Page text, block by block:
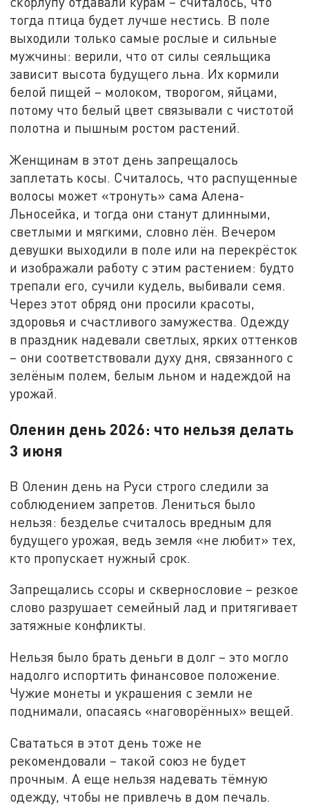
тогда птица будет лучше нестись. В поле
выходили только самые рослые и сильные
мужчины: верили, что от силы сеяльщика
зависит высота будущего льна. Их кормили
белой пищей – молоком, творогом, яйцами,
потому что белый цвет связывали с чистотой
полотна и пышным ростом растений.
Женщинам в этот день запрещалось
заплетать косы. Считалось, что распущенные
волосы может «тронуть» сама Алена-
Льносейка, и тогда они станут длинными,
светлыми и мягкими, словно лён. Вечером
девушки выходили в поле или на перекрёсток
и изображали работу с этим растением: будто
трепали его, сучили кудель, выбивали семя.
Через этот обряд они просили красоты,
здоровья и счастливого замужества. Одежду
в праздник надевали светлых, ярких оттенков
– они соответствовали духу дня, связанного с
зелёным полем, белым льном и надеждой на
урожай.
Оленин день 2026: что нельзя делать
3 июня
В Оленин день на Руси строго следили за
соблюдением запретов. Лениться было
нельзя: безделье считалось вредным для
будущего урожая, ведь земля «не любит» тех,
кто пропускает нужный срок.
Запрещались ссоры и сквернословие – резкое
слово разрушает семейный лад и притягивает
затяжные конфликты.
Нельзя было брать деньги в долг – это могло
надолго испортить финансовое положение.
Чужие монеты и украшения с земли не
поднимали, опасаясь «наговорённых» вещей.
Свататься в этот день тоже не
рекомендовали – такой союз не будет
прочным. А еще нельзя надевать тёмную
одежду, чтобы не привлечь в дом печаль.